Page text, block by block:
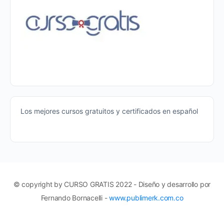
Los mejores cursos gratuitos y certificados en español
© copyright by CURSO GRATIS 2022 - Diseño y desarrollo por
Fernando Bornacelli -www.publimerk.com.co